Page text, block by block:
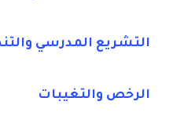
التشريع المدرسي
الرخص والتغيبات